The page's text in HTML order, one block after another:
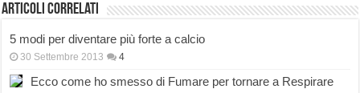
Articoli correlati
5 modi per diventare più forte a calcio
30 Settembre 2013 4
Ecco come ho smesso di Fumare per tornare a Respirare